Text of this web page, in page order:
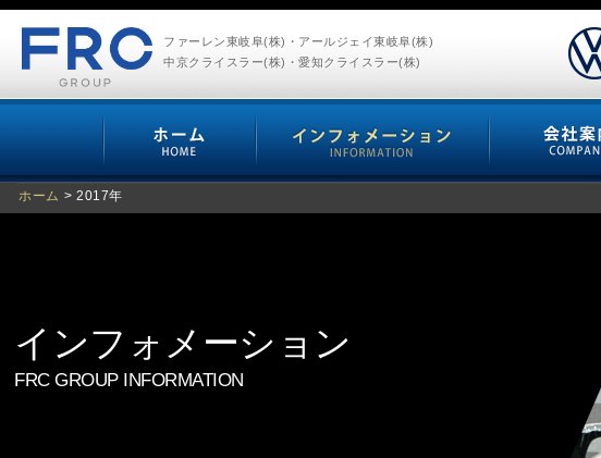
ファーレン東岐阜(株)・アールジェイ東岐阜(株)
中京クライスラー(株)・愛知クライスラー(株)
ホーム > 2017年
インフォメーション
FRC GROUP INFORMATION